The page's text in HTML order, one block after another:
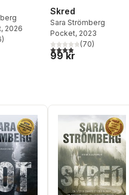
, 2026
Totalt antal röster:
)
Skred
Sara Strömberg
Pocket, 2023
3,9utav 5 stjärnor.
(70)
99 kr